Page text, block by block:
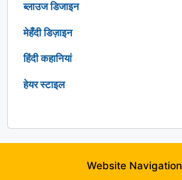
ब्लाउज डिजाइन
मेहँदी डिज़ाइन
हिंदी कहानियां
हेयर स्टाइल
Website Navigation